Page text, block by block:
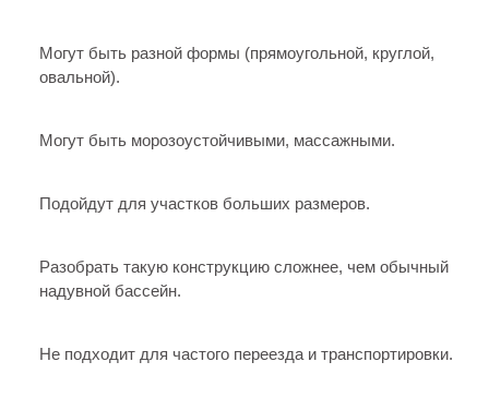
Могут быть разной формы (прямоугольной, круглой,
овальной).
Могут быть морозоустойчивыми, массажными.
Подойдут для участков больших размеров.
Разобрать такую конструкцию сложнее, чем обычный
надувной бассейн.
Не подходит для частого переезда и транспортировки.